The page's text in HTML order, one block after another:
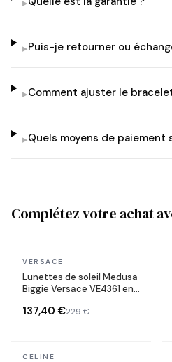
▸
▸Puis-je retourner ou
▸Comment ajuster le
▸Quels moyens de paiement
Complétez votre achat
En stock
VERSACE
Lunettes de soleil Medusa
Biggie Versace VE4361 en
137,40 €229 €
En stock
CELINE